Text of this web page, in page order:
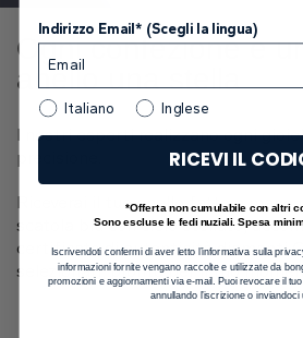
Ogni confezione è
anello una stella
I nostri esperti realizzano ogni
precisione.
Riceverai il tuo anello fatto a mano
scatola blu con cielo stellato,
certificato di autenticità diamanti
selezionati, pronto per il tuo
Indirizzo Email* (Scegli la lingua)
Italiano Inglese
RICEVI IL
*Offerta non cumulabile con altri
Sono escluse le fedi nuziali. Spesa
Iscrivendoti confermi di aver letto l’informativa sulla
informazioni fornite vengano raccolte e utilizzate da
promozioni e aggiornamenti via e-mail. Puoi revocare il
annullando l’iscrizione o inviandoci